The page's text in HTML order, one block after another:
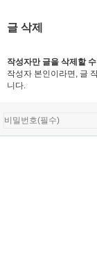
글 삭제
작성자만 글을 삭제할
작성자 본인이라면, 글
니다.